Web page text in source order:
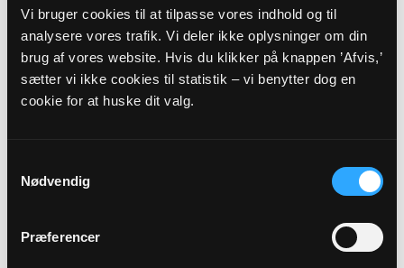
Vi bruger cookies til at tilpasse vores indhold og til
analysere vores trafik. Vi deler ikke oplysninger om din
brug af vores website. Hvis du klikker på knappen ’Afvis,’
sætter vi ikke cookies til statistik – vi benytter dog en
cookie for at huske dit valg.
Nødvendig
Præferencer
06
SEP
Gudstjeneste Søby